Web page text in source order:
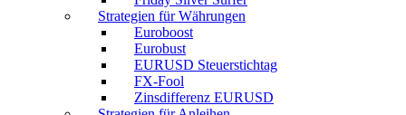
Strategien für Währungen
Euroboost
Eurobust
EURUSD Steuerstichtag
FX-Fool
Zinsdifferenz EURUSD